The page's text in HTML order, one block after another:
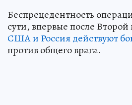
Беспрецедентность
сути, впервые после
США и Россия действуют
против общего врага.